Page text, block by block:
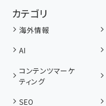
カテゴリ
海外情報
AI
コンテンツマーケ
ティング
SEO